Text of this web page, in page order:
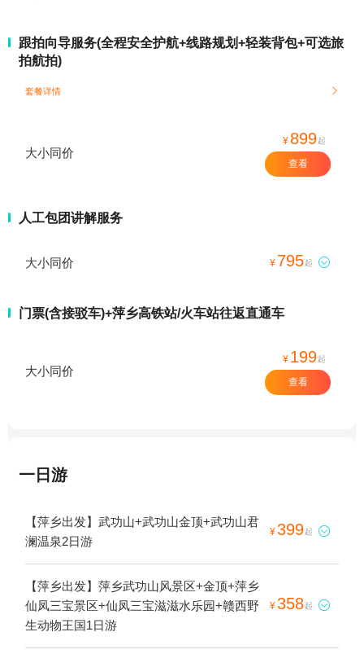
跟拍向导服务(全程安全护航+线路规划+轻装背包+可选旅
拍航拍)
套餐详情 
大小同价
¥ 899起
查看
人工包团讲解服务
大小同价 ¥ 795起 
门票(含接驳车)+萍乡高铁站/火车站往返直通车
大小同价
¥ 199起
查看
一日游
【萍乡出发】武功山+武功山金顶+武功山君
澜温泉2日游
¥399起 
【萍乡出发】萍乡武功山风景区+金顶+萍乡
仙凤三宝景区+仙凤三宝滋滋水乐园+赣西野
生动物王国1日游
¥358起 